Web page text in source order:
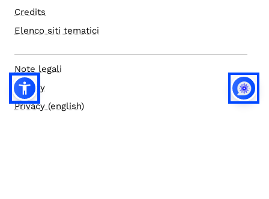
Credits
Elenco siti tematici
Note legali
Privacy
Privacy (english)